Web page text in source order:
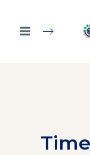
contenido